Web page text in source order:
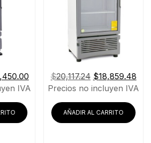
El
precio
$13,450.00.
IVA
$20,117.24 El
precio
era:
$20,117.24.
$18,859.48El
Precios no incluyen IVA
AÑADIR AL CARRITO